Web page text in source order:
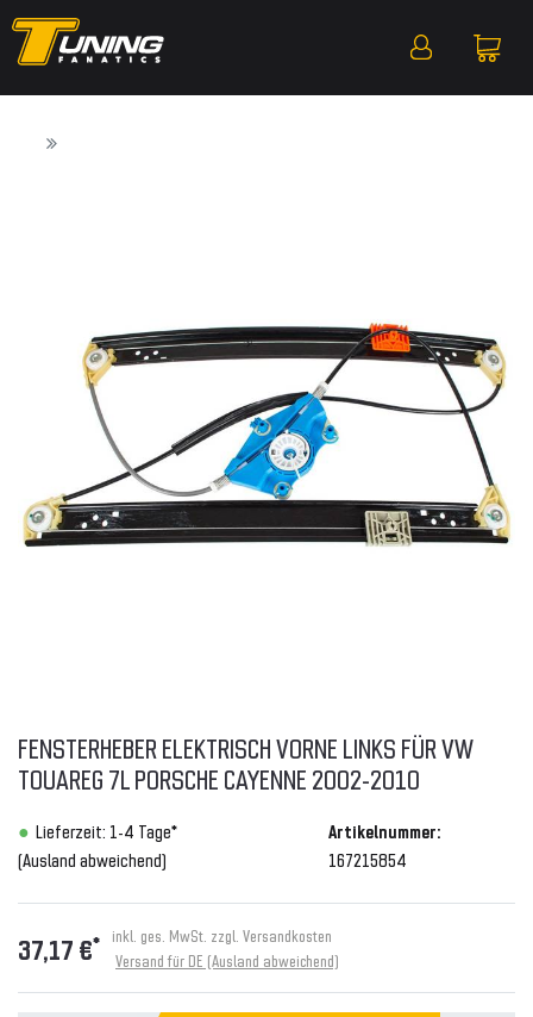
FENSTERHEBER ELEKTRISCH VORNE LINKS FÜR VW
TOUAREG 7L PORSCHE CAYENNE 2002-2010
Lieferzeit: 1-4 Tage*
(Ausland abweichend)
Artikelnummer:
167215854
37,17 €* inkl. ges. MwSt. zzgl. Versandkosten
Versand für DE (Ausland abweichend)